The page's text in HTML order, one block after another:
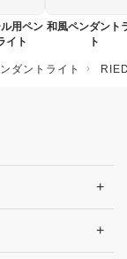
用ペン
イト
和風ペンダント
ト
ダントライト
+
+